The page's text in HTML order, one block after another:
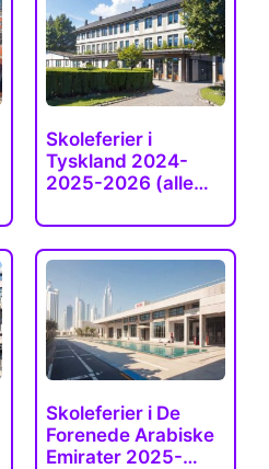
Skoleferier i
Tyskland 2024-
2025-2026 (alle
Skoleferier i De
Forenede Arabiske
Emirater 2025-